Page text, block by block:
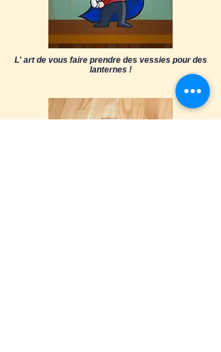
L' art de vous faire prendre des vessies pour des
lanternes !